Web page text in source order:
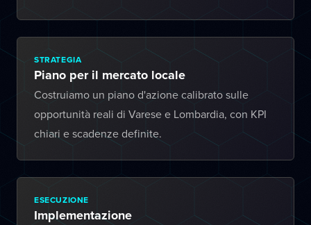
STRATEGIA
Piano per il mercato locale
Costruiamo un piano d'azione calibrato sulle
opportunità reali di Varese e Lombardia, con KPI
chiari e scadenze definite.
ESECUZIONE
Implementazione